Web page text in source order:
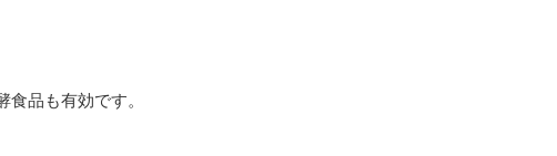
品も有効です。